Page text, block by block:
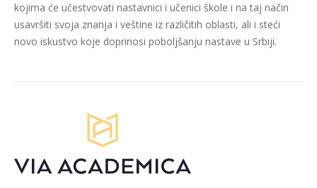
kojima će učestvovati nastavnici i učenici škole i na taj način
usavršiti svoja znanja i veštine iz različitih oblasti, ali i steći
novo iskustvo koje doprinosi poboljšanju nastave u Srbiji.